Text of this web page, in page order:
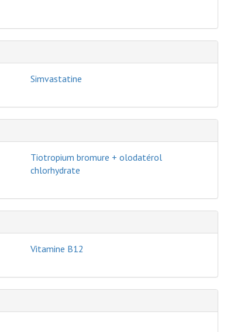
Simvastatine
Tiotropium bromure + olodatérol
chlorhydrate
Vitamine B12